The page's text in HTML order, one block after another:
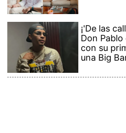
¡'De las
Don
con su
una Big